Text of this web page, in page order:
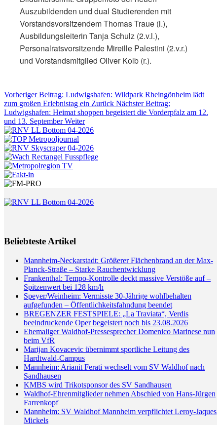
Auszubildenden und dual Studierenden mit
Vorstandsvorsitzendem Thomas Traue (l.),
Ausbildungsleiterin Tanja Schulz (2.v.l.),
Personalratsvorsitzende Mireille Palestini (2.v.r.)
und Vorstandsmitglied Oliver Kolb (r.).
Vorheriger Beitrag: Ludwigshafen: Wildpark Rheingönheim lädt
zum großen Erlebnistag ein Zurück Nächster Beitrag:
Ludwigshafen: Heimat shoppen begeistert die Vorderpfalz am 12.
und 13. SeptemberWeiter
Beliebteste Artikel
Mannheim-Neckarstadt: Größerer Flächenbrand an der Max-
Planck-Straße – Starke Rauchentwicklung
Frankenthal: Tempo-Kontrolle deckt massive Verstöße auf –
Spitzenwert bei 128 km/h
Speyer/Weinheim: Vermisste 30-Jährige wohlbehalten
aufgefunden – Öffentlichkeitsfahndung beendet
BREGENZER FESTSPIELE: „La Traviata“, Verdis
beeindruckende Oper begeistert noch bis 23.08.2026
Ehemaliger Waldhof-Pressesprecher Domenico Marinese nun
beim VfR
Marijan Kovacevic übernimmt sportliche Leitung des
Hardtwald-Campus
Mannheim: Arianit Ferati wechselt vom SV Waldhof nach
Sandhausen
KMBS wird Trikotsponsor des SV Sandhausen
Waldhof-Ehrenmitglieder nehmen Abschied von Hans-Jürgen
Farrenkopf
Mannheim: SV Waldhof Mannheim verpflichtet Leroy-Jaques
Mickels